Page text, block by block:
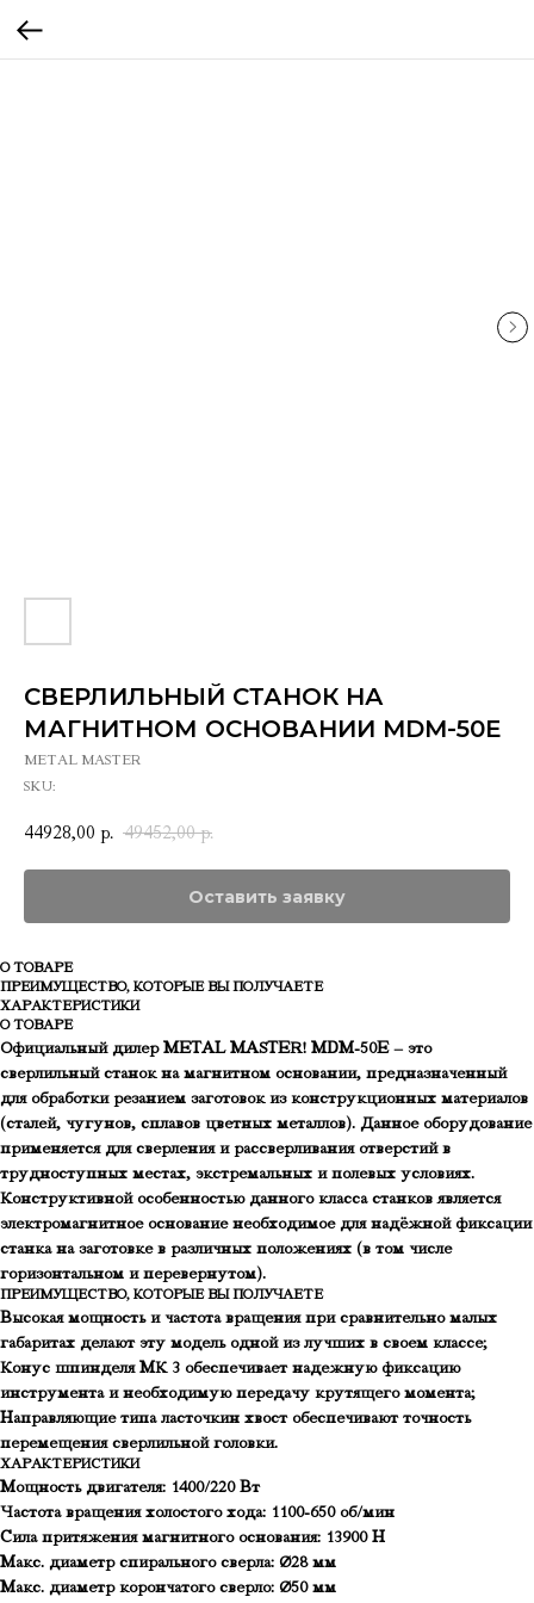
СВЕРЛИЛЬНЫЙ СТАНОК НА
МАГНИТНОМ ОСНОВАНИИ MDM-50E
METAL MASTER
SKU:
44928,00 р. 49452,00р.
Оставить заявку
О ТОВАРЕ
ПРЕИМУЩЕСТВО, КОТОРЫЕ ВЫ ПОЛУЧАЕТЕ
ХАРАКТЕРИСТИКИ
О ТОВАРЕ
Официальный дилер METAL MASTER! MDM-50E– это
сверлильный станок на магнитном основании, предназначенный
для обработки резанием заготовок из конструкционных материалов
(сталей, чугунов, сплавов цветных металлов). Данное оборудование
применяется для сверления и рассверливания отверстий в
трудноступных местах, экстремальных и полевых условиях.
Конструктивной особенностью данного класса станков является
электромагнитное основание необходимое для надёжной фиксации
станка на заготовке в различных положениях (в том числе
горизонтальном и перевернутом).
ПРЕИМУЩЕСТВО, КОТОРЫЕ ВЫ ПОЛУЧАЕТЕ
Высокая мощность и частота вращения при сравнительно малых
габаритах делают эту модель одной из лучших в своем классе;
Конус шпинделя МК 3 обеспечивает надежную фиксацию
инструмента и необходимую передачу крутящего момента;
Направляющие типа ласточкин хвост обеспечивают точность
перемещения сверлильной головки.
ХАРАКТЕРИСТИКИ
Мощность двигателя: 1400/220 Вт
Частота вращения холостого хода: 1100-650 об/мин
Сила притяжения магнитного основания: 13900 Н
Макс. диаметр спирального сверла: Ø28 мм
Макс. диаметр корончатого сверло: Ø50 мм